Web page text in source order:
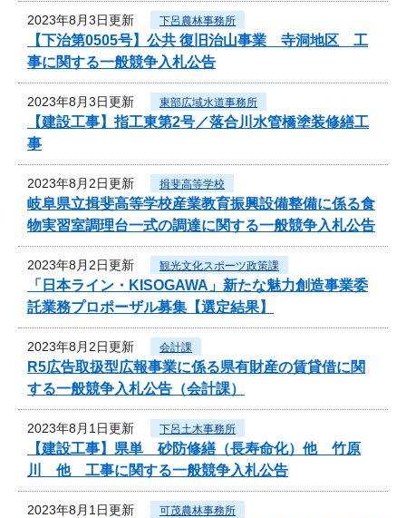
2023年8月3日更新 下呂農林事務所
【下治第0505号】公共 復旧治山事業 寺洞地区 工
事に関する一般競争入札公告
2023年8月3日更新 東部広域水道事務所
【建設工事】指工東第2号／落合川水管橋塗装修繕工
事
2023年8月2日更新 揖斐高等学校
岐阜県立揖斐高等学校産業教育振興設備整備に係る食
物実習室調理台一式の調達に関する一般競争入札公告
2023年8月2日更新 観光文化スポーツ政策課
「日本ライン・KISOGAWA」新たな魅力創造事業委
託業務プロポーザル募集【選定結果】
2023年8月2日更新 会計課
R5広告取扱型広報事業に係る県有財産の賃貸借に関
する一般競争入札公告（会計課）
2023年8月1日更新 下呂土木事務所
【建設工事】県単 砂防修繕（長寿命化）他 竹原
川 他 工事に関する一般競争入札公告
2023年8月1日更新 可茂農林事務所